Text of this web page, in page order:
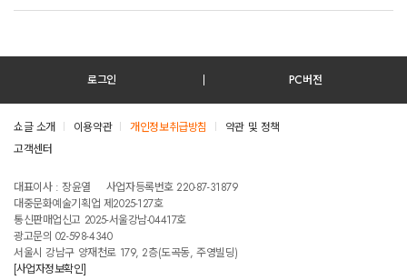
로그인 PC버전
쇼글 소개 이용약관 개인정보취급방침
약관 및 정책
고객센터
대표이사 : 장윤열
사업자등록번호 220-87-31879
대중문화예술기획업 제2025-127호
통신판매업신고 2025-서울강남-04417호
광고문의 02-598-4340
서울시 강남구 양재천로 179, 2층(도곡동, 주영빌딩)
[사업자정보확인]